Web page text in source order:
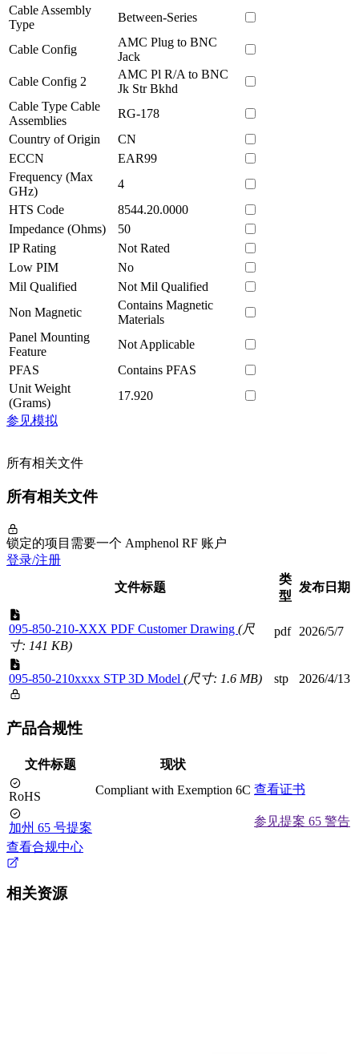
Cable Assembly
Type
Between-Series
Cable Config
AMC Plug to BNC
Jack
Cable Config 2
AMC Pl R/A to BNC
Jk Str Bkhd
Cable Type Cable
Assemblies
RG-178
Country of Origin
CN
ECCN
EAR99
Frequency (Max
GHz)
4
HTS Code
8544.20.0000
Impedance (Ohms)
50
IP Rating
Not Rated
Low PIM
No
Mil Qualified
Not Mil Qualified
Non Magnetic
Contains Magnetic
Materials
Panel Mounting
Feature
Not Applicable
PFAS
Contains PFAS
Unit Weight
(Grams)
17.920
参见模拟
所有相关文件
所有相关文件
锁定的项目需要一个 Amphenol RF 账户
登录/注册
文件标题
类
型
发布日期
095-850-210-XXX PDF Customer Drawing (尺
寸: 141 KB)
pdf 2026/5/7
095-850-210xxxx STP 3D Model (尺寸: 1.6 MB) stp 2026/4/13
产品合规性
文件标题 现状
RoHS Compliant with Exemption 6C 查看证书
加州 65 号提案
参见提案 65 警告
查看合规中心
相关资源